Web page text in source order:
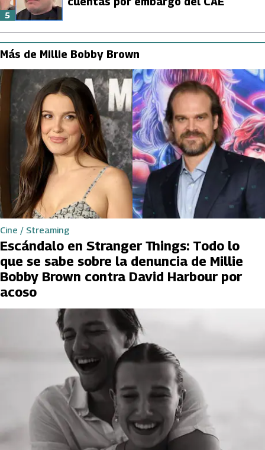
5
Más de Millie Bobby Brown
Cine / Streaming
Escándalo en Stranger Things: Todo lo
que se sabe sobre la denuncia de Millie
Bobby Brown contra David Harbour por
acoso